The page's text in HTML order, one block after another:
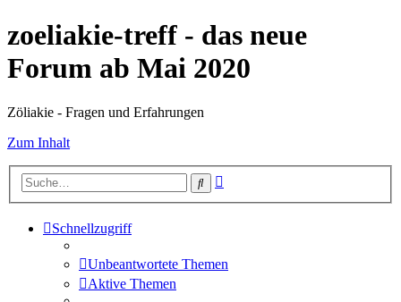
zoeliakie-treff - das neue
Forum ab Mai 2020
Zöliakie - Fragen und Erfahrungen
Zum Inhalt
Suche
Schnellzugriff
Unbeantwortete Themen
Aktive Themen